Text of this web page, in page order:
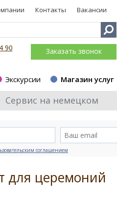
Контакты Вакансии
90 Заказать звонок
Экскурсии Магазин услуг
Сервис на немецком
соглашением
для церемоний